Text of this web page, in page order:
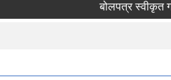
बोलपत्र स्वीकृत